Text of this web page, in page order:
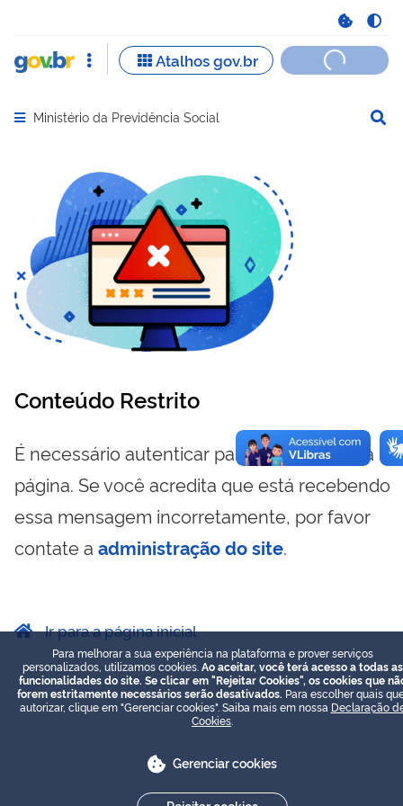
Abrir menu principal de navegação
Ministério da Previdência Social
Conteúdo Restrito
É necessário autenticar para visualizar essa
página. Se você acredita que está recebendo
essa mensagem incorretamente, por favor
contate a administração do site.
Ir para a página inicial
Para melhorar a sua experiência na plataforma e prover serviços
personalizados, utilizamos cookies. Ao aceitar, você terá acesso a todas as
funcionalidades do site. Se clicar em "Rejeitar Cookies", os cookies que
forem estritamente necessários serão desativados. Para escolher quais
autorizar, clique em "Gerenciar cookies". Saiba mais em nossa Declaração
Cookies
Gerenciar cookies